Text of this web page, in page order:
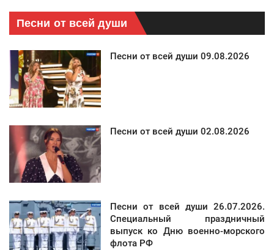
Песни от всей души
Песни от всей души 09.08.2026
Песни от всей души 02.08.2026
Песни от всей души 26.07.2026.
Специальный праздничный
выпуск ко Дню военно-морского
флота РФ